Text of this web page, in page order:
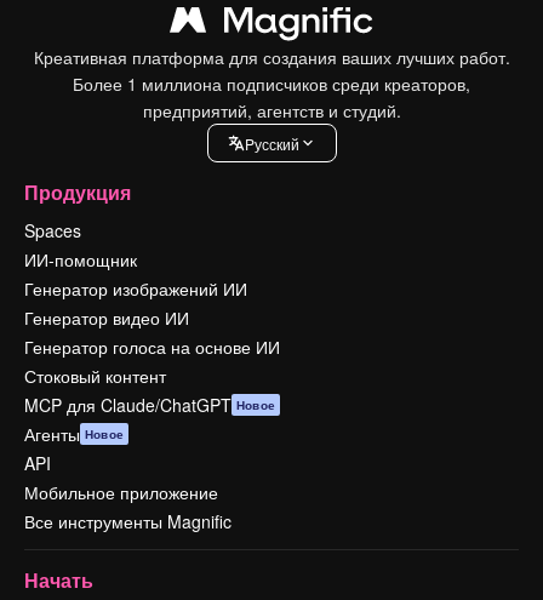
Креативная платформа для создания ваших лучших работ.
Более 1 миллиона подписчиков среди креаторов,
предприятий, агентств и студий.
Pусский
Продукция
Spaces
ИИ-помощник
Генератор изображений ИИ
Генератор видео ИИ
Генератор голоса на основе ИИ
Стоковый контент
MCP для Claude/ChatGPT Новое
Агенты Новое
API
Мобильное приложение
Все инструменты Magnific
Начать